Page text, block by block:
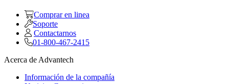
Comprar en linea
Soporte
Contactarnos
01-800-467-2415
Acerca de Advantech
Información de la compañía